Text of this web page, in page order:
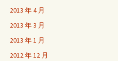
2013 年 4 月
2013 年 3 月
2013 年 1 月
2012 年 12 月